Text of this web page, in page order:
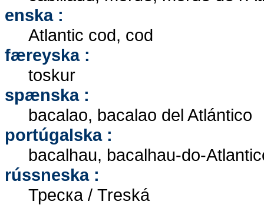
enska :
Atlantic cod, cod
færeyska :
toskur
spænska :
bacalao, bacalao del Atlántico
portúgalska :
bacalhau, bacalhau-do-
rússneska :
Треска / Treská